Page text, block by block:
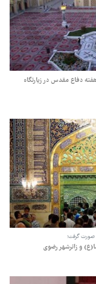
دفاع مقدس در زیارتگاه
صورت گرفت؛
و زائرشهر رضوی